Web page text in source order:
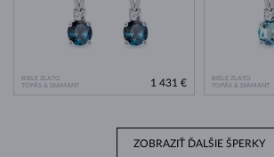
BIELE ZLATO
TOPÁS & DIAMANT
1 431 €
BIELE ZLATO
TOPÁS & DIAMANT
ZOBRAZIŤ ĎALŠIE ŠPERKY